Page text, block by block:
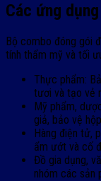
Các ứng
Bộ combo đóng gói
tính thẩm mỹ và tối
Thực phẩm:
tươi và tạo vẻ
Mỹ phẩm,
giả, bảo vệ
Hàng điện tử,
ẩm ướt và cố
Đồ gia dụng,
nhóm các sản